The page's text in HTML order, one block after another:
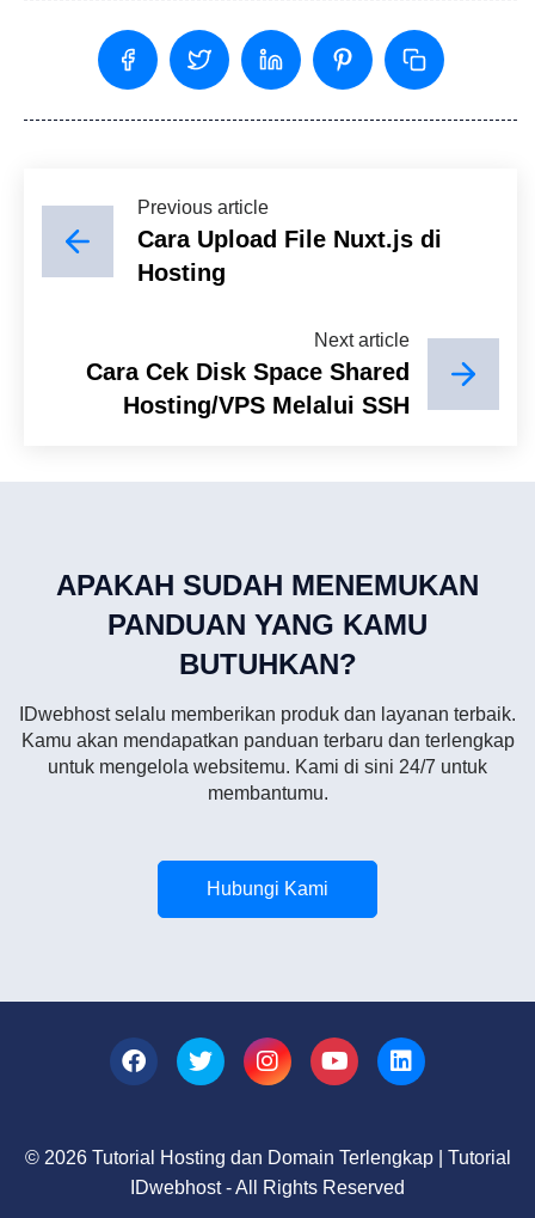
Previous article
Cara Upload File Nuxt.js di
Hosting
Next article
Cara Cek Disk Space Shared
Hosting/VPS Melalui SSH
APAKAH SUDAH MENEMUKAN
PANDUAN YANG KAMU
BUTUHKAN?
IDwebhost selalu memberikan produk dan layanan terbaik.
Kamu akan mendapatkan panduan terbaru dan terlengkap
untuk mengelola websitemu. Kami di sini 24/7 untuk
membantumu.
Hubungi Kami
© 2026 Tutorial Hosting dan Domain Terlengkap | Tutorial
IDwebhost - All Rights Reserved